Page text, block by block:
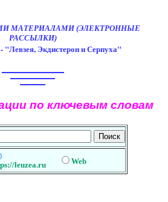
МАТЕРИАЛАМИ (ЭЛЕКТРОННЫЕ
РАССЫЛКИ)
Экдистерон и Серпуха"
по ключевым словам
leuzea.ru Web